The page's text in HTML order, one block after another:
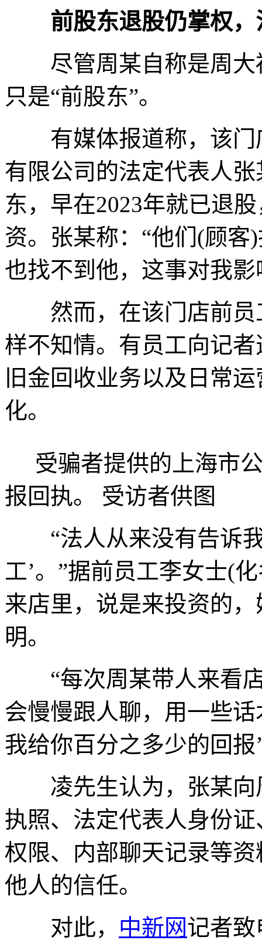
前股东退股仍掌权
尽管周某自称是周大
只是“前股东”。
有媒体报道称，该门
有限公司的法定代表人
东，早在2023年就已退
资。张某称：“他们(顾
也找不到他，这事对我影
然而，在该门店前员
样不知情。有员工向记
旧金回收业务以及日常
化。
受骗者提供的上海市
报回执。 受访者供图
“法人从来没有告诉我
工’。”据前员工李女士(
来店里，说是来投资的
明。
“每次周某带人来看店
会慢慢跟人聊，用一些
我给你百分之多少的回
凌先生认为，张某向
执照、法定代表人身份
权限、内部聊天记录等
他人的信任。
对此， 中新网记者